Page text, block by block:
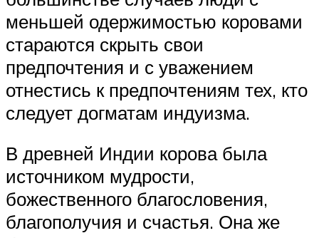
меньшей одержимостью коровами
стараются скрыть свои
предпочтения и с уважением
отнестись к предпочтениям тех, кто
следует догматам индуизма.
В древней Индии корова была
источником мудрости,
божественного благословения,
благополучия и счастья. Она же